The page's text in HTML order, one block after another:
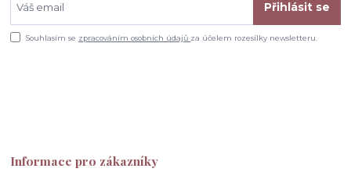
Přihlásit se
Souhlasím se zpracováním osobních údajů za účelem rozesílky newsletteru.
Informace pro zákazníky